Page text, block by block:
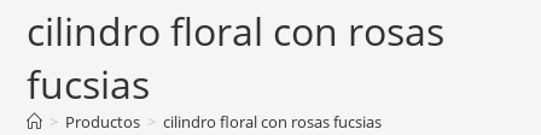
cilindro floral con rosas
fucsias
> Productos > cilindro floral con rosas fucsias